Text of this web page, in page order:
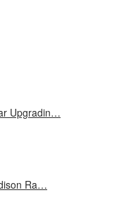
Upgradin…
Ra…